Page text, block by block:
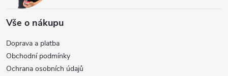
Vše o nákupu
Doprava a platba
Obchodní podmínky
Ochrana osobních údajů